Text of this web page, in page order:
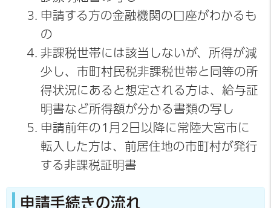
申請する方の金融機関の口座がわかるも
の
非課税世帯には該当しないが、所得が減
少し、市町村民税非課税世帯と同等の所
得状況にあると想定される方は、給与証
明書など所得額が分かる書類の写し
申請前年の1月2日以降に常陸大宮市に
転入した方は、前居住地の市町村が発行
する非課税証明書
申請手続きの流れ